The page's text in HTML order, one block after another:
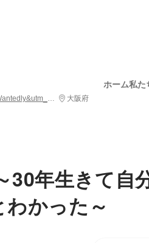
https://route-zero.com/?utm_source=Wantedly&utm_medium=recruit&utm_campaign=wantedly-recruit__info 大阪府
ホーム私た
年生きて自
かった～